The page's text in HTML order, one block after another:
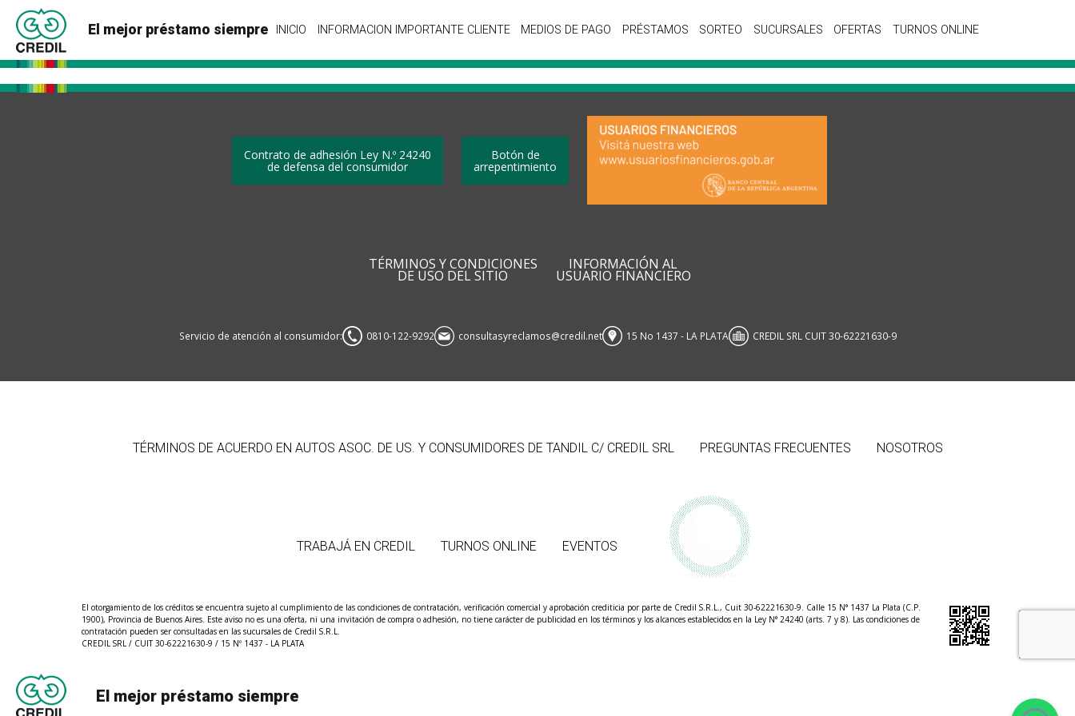
El mejor préstamo siempre INICIO INFORMACION IMPORTANTE CLIENTE MEDIOS DE PAGO PRÉSTAMOS SORTEO SUCURSALES OFERTAS TURNOS ONLINE
Contrato de adhesión Ley N.º 24240
de defensa del consumidor
Botón de
arrepentimiento
TÉRMINOS Y CONDICIONES
DE USO DEL SITIO
INFORMACIÓN AL
USUARIO FINANCIERO
Servicio de atención al consumidor: 0810-122-9292 consultasyreclamos@credil.net 15 No 1437 - LA PLATA CREDIL SRL CUIT 30-62221630-9
TÉRMINOS DE ACUERDO EN AUTOS ASOC. DE US. Y CONSUMIDORES DE TANDIL C/ CREDIL SRL PREGUNTAS FRECUENTES NOSOTROS
TRABAJÁ EN CREDIL TURNOS ONLINE EVENTOS
El otorgamiento de los créditos se encuentra sujeto al cumplimiento de las condiciones de contratación, verificación comercial y aprobación crediticia por parte de Credil S.R.L., Cuit 30-62221630-9. Calle 15 N° 1437 La Plata (C.P.
1900), Provincia de Buenos Aires. Este aviso no es una oferta, ni una invitación de compra o adhesión, no tiene carácter de publicidad en los términos y los alcances establecidos en la Ley N° 24240 (arts. 7 y 8). Las condiciones de
contratación pueden ser consultadas en las sucursales de Credil S.R.L.
CREDIL SRL / CUIT 30-62221630-9 / 15 Nº 1437 - LA PLATA
El mejor préstamo siempre